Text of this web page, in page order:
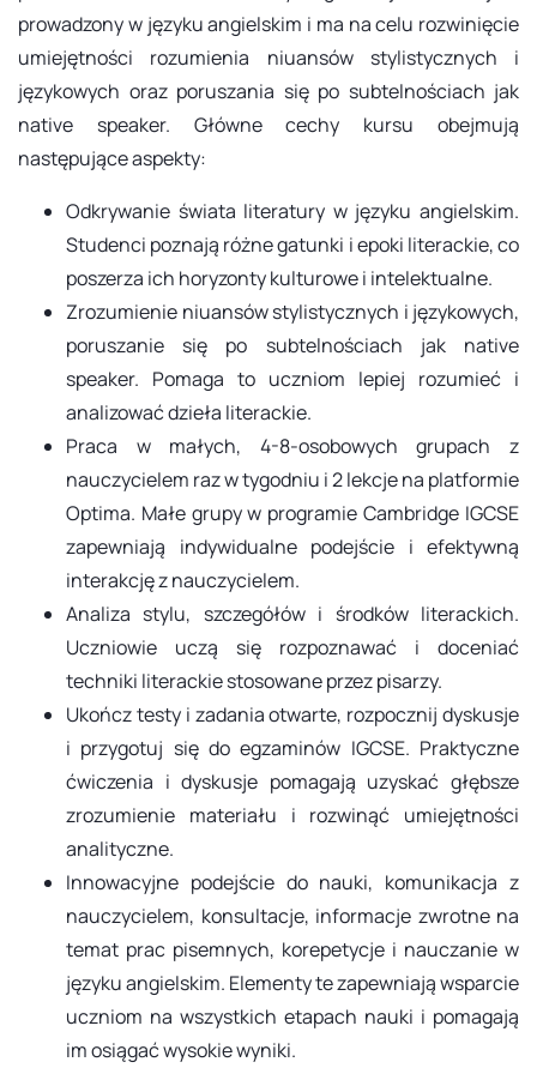
prowadzony w języku angielskim i ma na celu rozwinięcie
umiejętności rozumienia niuansów stylistycznych i
językowych oraz poruszania się po subtelnościach jak
native speaker. Główne cechy kursu obejmują
następujące aspekty:
Odkrywanie świata literatury w języku angielskim.
Studenci poznają różne gatunki i epoki literackie, co
poszerza ich horyzonty kulturowe i intelektualne.
Zrozumienie niuansów stylistycznych i językowych,
poruszanie się po subtelnościach jak native
speaker. Pomaga to uczniom lepiej rozumieć i
analizować dzieła literackie.
Praca w małych, 4-8-osobowych grupach z
nauczycielem raz w tygodniu i 2 lekcje na platformie
Optima. Małe grupy w programie Cambridge IGCSE
zapewniają indywidualne podejście i efektywną
interakcję z nauczycielem.
Analiza stylu, szczegółów i środków literackich.
Uczniowie uczą się rozpoznawać i doceniać
techniki literackie stosowane przez pisarzy.
Ukończ testy i zadania otwarte, rozpocznij dyskusje
i przygotuj się do egzaminów IGCSE. Praktyczne
ćwiczenia i dyskusje pomagają uzyskać głębsze
zrozumienie materiału i rozwinąć umiejętności
analityczne.
Innowacyjne podejście do nauki, komunikacja z
nauczycielem, konsultacje, informacje zwrotne na
temat prac pisemnych, korepetycje i nauczanie w
języku angielskim. Elementy te zapewniają wsparcie
uczniom na wszystkich etapach nauki i pomagają
im osiągać wysokie wyniki.